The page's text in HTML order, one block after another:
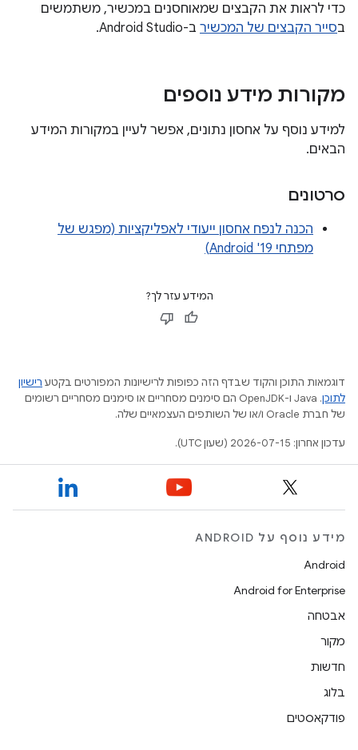
כדי לראות את הקבצים שמאוחסנים במכשיר, משתמשים
בסייר הקבצים של המכשיר ב-Android Studio.
מקורות מידע נוספים
למידע נוסף על אחסון נתונים, אפשר לעיין במקורות המידע
הבאים.
סרטונים
הכנה לנפח אחסון ייעודי לאפליקציות (מפגש של
מפתחי Android '19)
המידע עזר לך?
דוגמאות התוכן והקוד שבדף הזה כפופות לרישיונות המפורטים בקטע רישיון
לתוכן
.‏ Java ו-OpenJDK הם סימנים מסחריים או סימנים מסחריים רשומים
של חברת Oracle ו/או של השותפים העצמאיים שלה.
עדכון אחרון: 2026-07-15 (שעון UTC).
מידע נוסף על ANDROID
Android
Android for Enterprise
אבטחה
מקור
חדשות
בלוג
פודקאסטים